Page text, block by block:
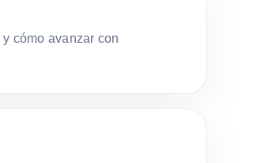
cómo avanzar con